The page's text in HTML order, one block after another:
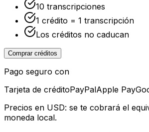
10 transcripciones
1 crédito = 1 transcripción
Los créditos no caducan
Comprar créditos
Pago seguro con
Tarjeta de créditoPayPalApple Pay
Precios en USD: se te cobrará el
moneda local.